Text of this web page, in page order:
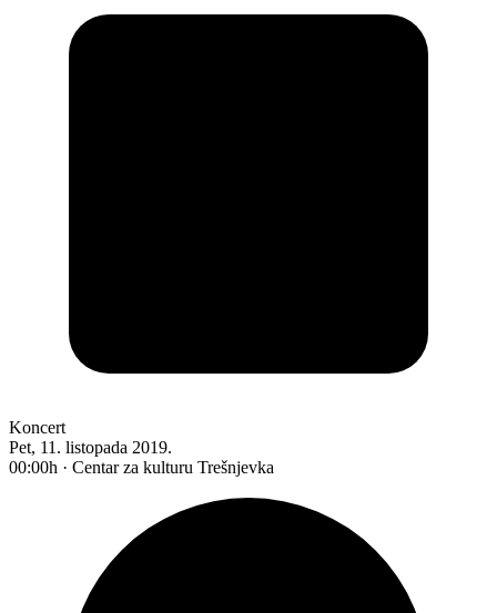
Koncert
Pet, 11. listopada 2019.
00:00h · Centar za kulturu Trešnjevka